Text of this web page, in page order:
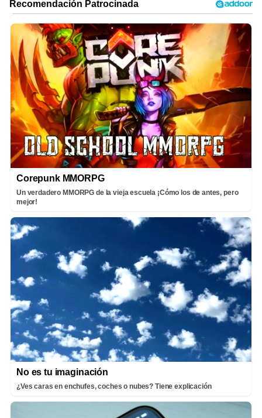
Corepunk MMORPG
Un verdadero MMORPG de la vieja escuela ¡Cómo los de antes, pero
mejor!
No es tu imaginación
¿Ves caras en enchufes, coches o nubes? Tiene explicación